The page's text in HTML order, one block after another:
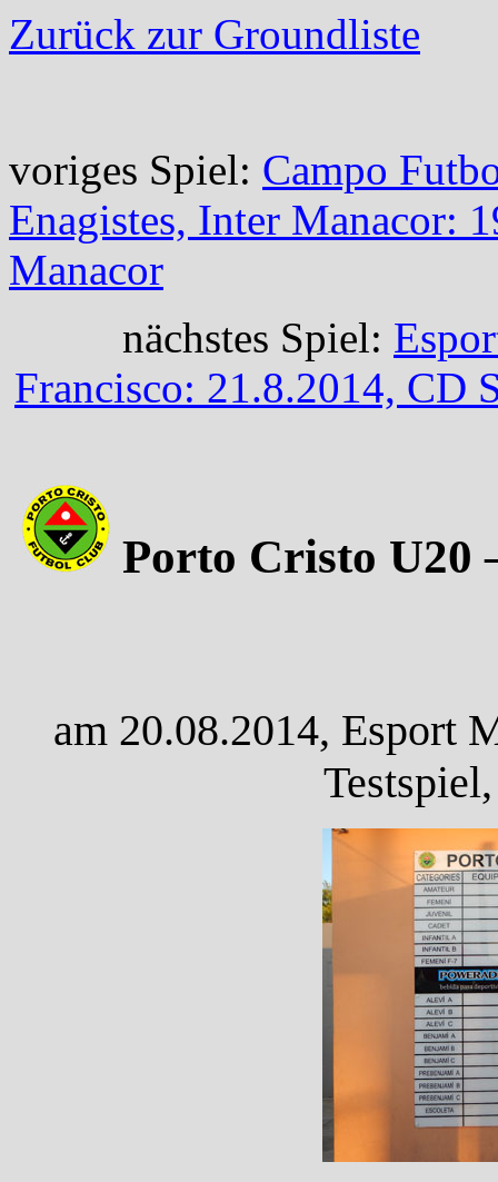
Zurück zur Groundliste
voriges Spiel: Campo
Enagistes, Inter Manacor:
Manacor
nächstes Spiel:
Francisco: 21.8.2014, CD
Porto Cristo U20
am 20.08.2014, Esport